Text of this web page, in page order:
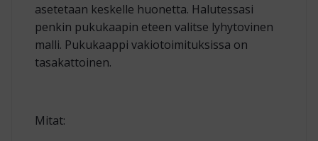
asetetaan keskelle huonetta. Halutessasi
penkin pukukaapin eteen valitse lyhytovinen
malli. Pukukaappi vakiotoimituksissa on
tasakattoinen.
Mitat: